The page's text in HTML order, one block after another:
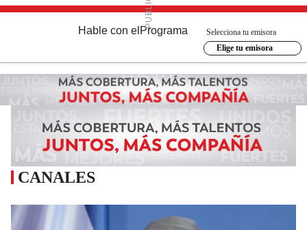
Hable con el Programa
Selecciona tu emisora
Elige tu emisora
CANALES